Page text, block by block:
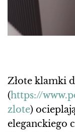
Złote klamki
(https://
zlote)
eleganckiego